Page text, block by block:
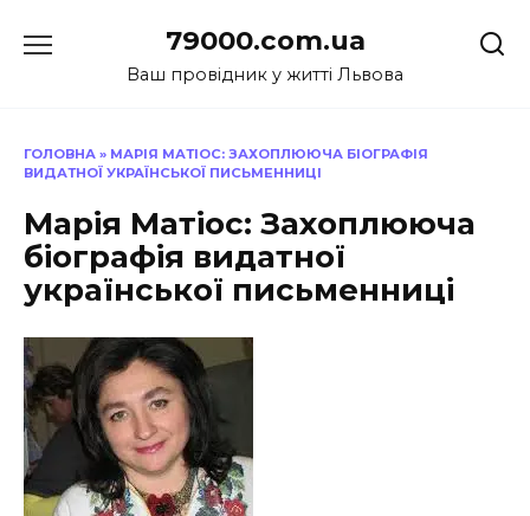
до
79000.com.ua
Ваш провідник у житті Львова
ГОЛОВНА » МАРІЯ МАТІОС: ЗАХОПЛЮЮЧА БІОГРАФІЯ
ВИДАТНОЇ УКРАЇНСЬКОЇ ПИСЬМЕННИЦІ
Марія Матіос: Захоплююча
біографія видатної
української письменниці